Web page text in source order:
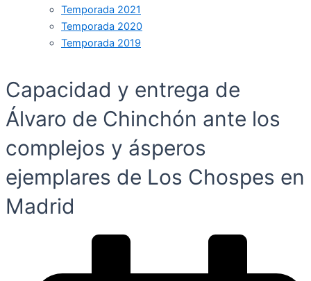
Temporada 2021
Temporada 2020
Temporada 2019
Capacidad y entrega de
Álvaro de Chinchón ante los
complejos y ásperos
ejemplares de Los Chospes en
Madrid